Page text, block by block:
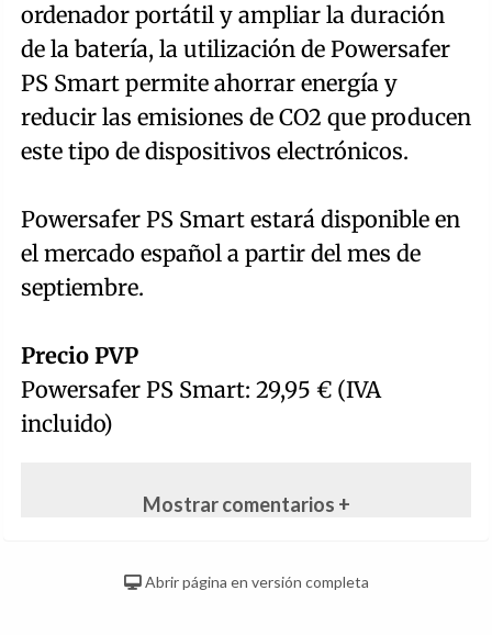
ordenador portátil y ampliar la duración
de la batería, la utilización de Powersafer
PS Smart permite ahorrar energía y
reducir las emisiones de CO2 que producen
este tipo de dispositivos electrónicos.
Powersafer PS Smart estará disponible en
el mercado español a partir del mes de
septiembre.
Precio PVP
Powersafer PS Smart: 29,95 € (IVA
incluido)
Mostrar comentarios +
Abrir página en versión completa